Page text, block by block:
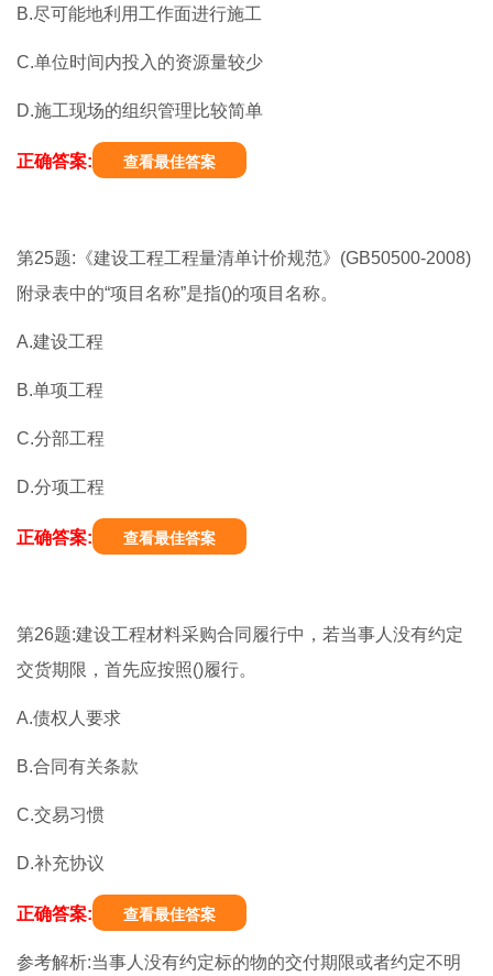
B.尽可能地利用工作面进行施工
C.单位时间内投入的资源量较少
D.施工现场的组织管理比较简单
正确答案: 查看最佳答案
第25题:《建设工程工程量清单计价规范》(GB50500-2008)
附录表中的“项目名称”是指()的项目名称。
A.建设工程
B.单项工程
C.分部工程
D.分项工程
正确答案: 查看最佳答案
第26题:建设工程材料采购合同履行中，若当事人没有约定
交货期限，首先应按照()履行。
A.债权人要求
B.合同有关条款
C.交易习惯
D.补充协议
正确答案: 查看最佳答案
参考解析:当事人没有约定标的物的交付期限或者约定不明